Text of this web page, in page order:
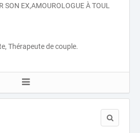
SON EX,AMOUROLOGUE À TOUL
Thérapeute de couple.